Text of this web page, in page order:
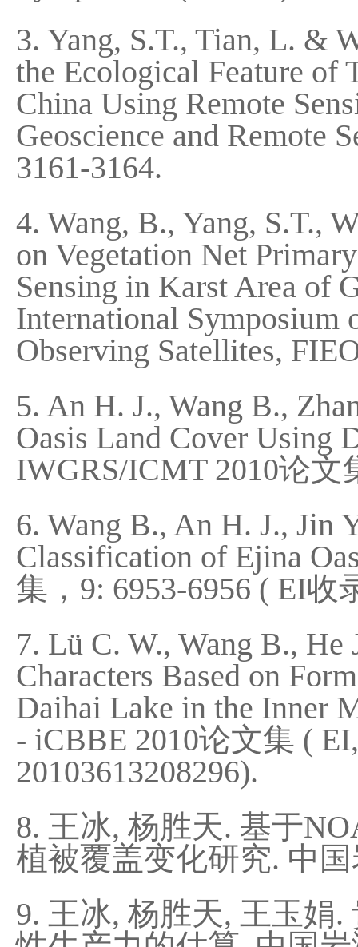
3. Yang, S.T., Tian, L. &
the Ecological Feature of
China Using Remote
Geoscience and Remote
3161-3164.
4. Wang, B., Yang, S.T.,
on Vegetation Net
Sensing in Karst Area of
International Symposium
Observing Satellites,
5. An H. J., Wang B.,
Oasis Land Cover Using
IWGRS/ICMT 2010论文
6. Wang B., An H. J., Jin
Classification of Ejina
集，9: 6953-6956 ( EI收
7. Lü C. W., Wang B., He
Characters Based on
Daihai Lake in the Inner
- iCBBE 2010论文集 (
20103613208296).
8. 王冰, 杨胜天. 基于
植被覆盖变化研究. 中国
9. 王冰, 杨胜天, 王玉娟